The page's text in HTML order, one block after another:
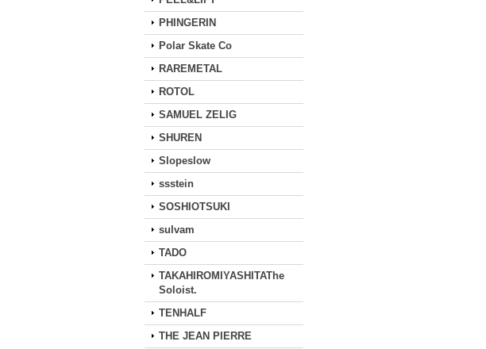
PHINGERIN
Polar Skate Co
RAREMETAL
ROTOL
SAMUEL ZELIG
SHUREN
Slopeslow
ssstein
SOSHIOTSUKI
sulvam
TADO
TAKAHIROMIYASHITAThe
Soloist.
TENHALF
THE JEAN PIERRE